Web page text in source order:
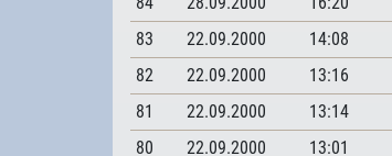
83
22.09.2000 14:08
82
22.09.2000 13:16
81
22.09.2000 13:14
80
22.09.2000 13:01